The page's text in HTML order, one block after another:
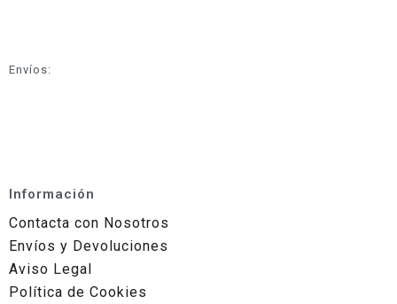
Envíos:
Información
Contacta con Nosotros
Envíos y Devoluciones
Aviso Legal
Política de Cookies